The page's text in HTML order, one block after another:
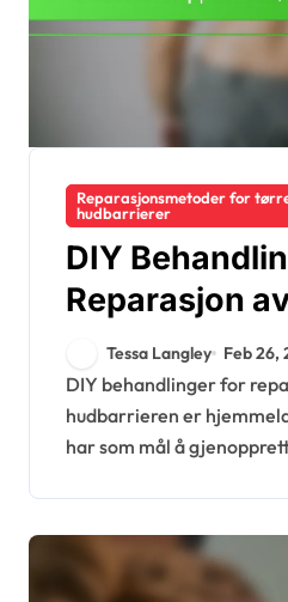
Reparasjonsmetoder for
hudbarrierer
DIY
Reparasjon
Hudbarriere:
Effektivitet,
Tessa Langley Feb 26,
DIY behandlinger for reparasjon av
hudbarrieren er
har som mål å